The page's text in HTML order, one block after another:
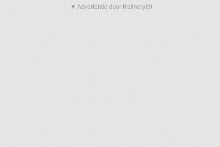
▼ Advertentie door Refinery89